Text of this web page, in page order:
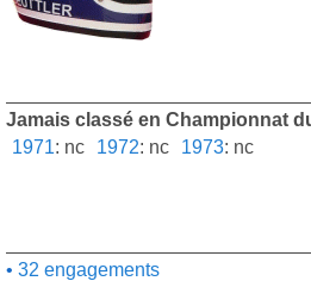
Jamais classé en Championnat
1971: nc 1972: nc 1973: nc
32 engagements